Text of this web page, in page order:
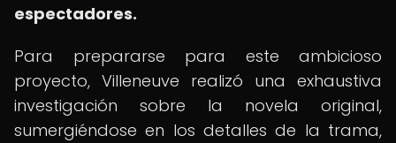
espectadores.
Para prepararse para este ambicioso
proyecto, Villeneuve realizó una exhaustiva
investigación sobre la novela original,
sumergiéndose en los detalles de la trama,